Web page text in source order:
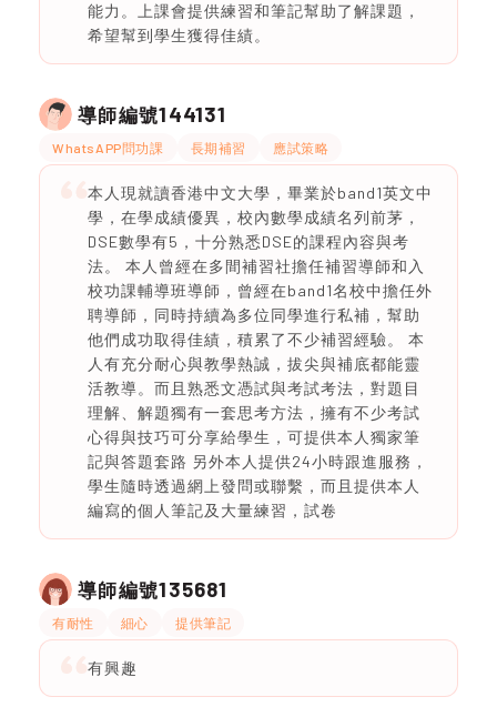
能力。上課會提供練習和筆記幫助了解課題，
希望幫到學生獲得佳績。
導師編號144131
WhatsAPP問功課 長期補習 應試策略
本人現就讀香港中文大學，畢業於band1英文中
學，在學成績優異，校內數學成績名列前茅，
DSE數學有5，十分熟悉DSE的課程內容與考
法。 本人曾經在多間補習社擔任補習導師和入
校功課輔導班導師，曾經在band1名校中擔任外
聘導師，同時持續為多位同學進行私補，幫助
他們成功取得佳績，積累了不少補習經驗。 本
人有充分耐心與教學熱誠，拔尖與補底都能靈
活教導。而且熟悉文憑試與考試考法，對題目
理解、解題獨有一套思考方法，擁有不少考試
心得與技巧可分享給學生，可提供本人獨家筆
記與答題套路 另外本人提供24小時跟進服務，
學生隨時透過網上發問或聯繫，而且提供本人
編寫的個人筆記及大量練習，試卷
導師編號135681
有耐性 細心 提供筆記
有興趣